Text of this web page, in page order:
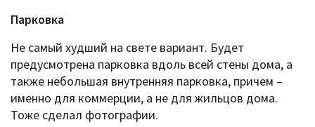
Парковка
Не самый худший на свете вариант. Будет
предусмотрена парковка вдоль всей стены дома, а
также небольшая внутренняя парковка, причем –
именно для коммерции, а не для жильцов дома.
Тоже сделал фотографии.